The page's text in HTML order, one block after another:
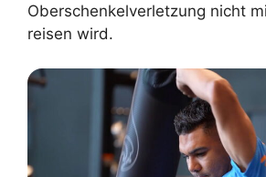
Oberschenkelverletzung nicht
reisen wird.